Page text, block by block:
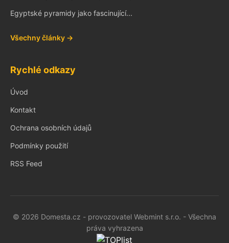
Egyptské pyramidy jako fascinující...
Všechny články →
Rychlé odkazy
Úvod
Kontakt
Ochrana osobních údajů
Podmínky použití
RSS Feed
© 2026 Domesta.cz - provozovatel Webmint s.r.o. - Všechna
práva vyhrazena